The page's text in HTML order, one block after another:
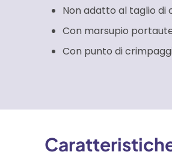
Non adatto al taglio di
Con marsupio
Con punto di